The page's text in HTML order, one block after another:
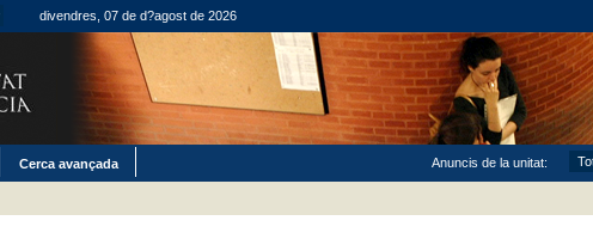
divendres, 07 de d?agost de 2026
Cerca avançada Anuncis de la unitat: